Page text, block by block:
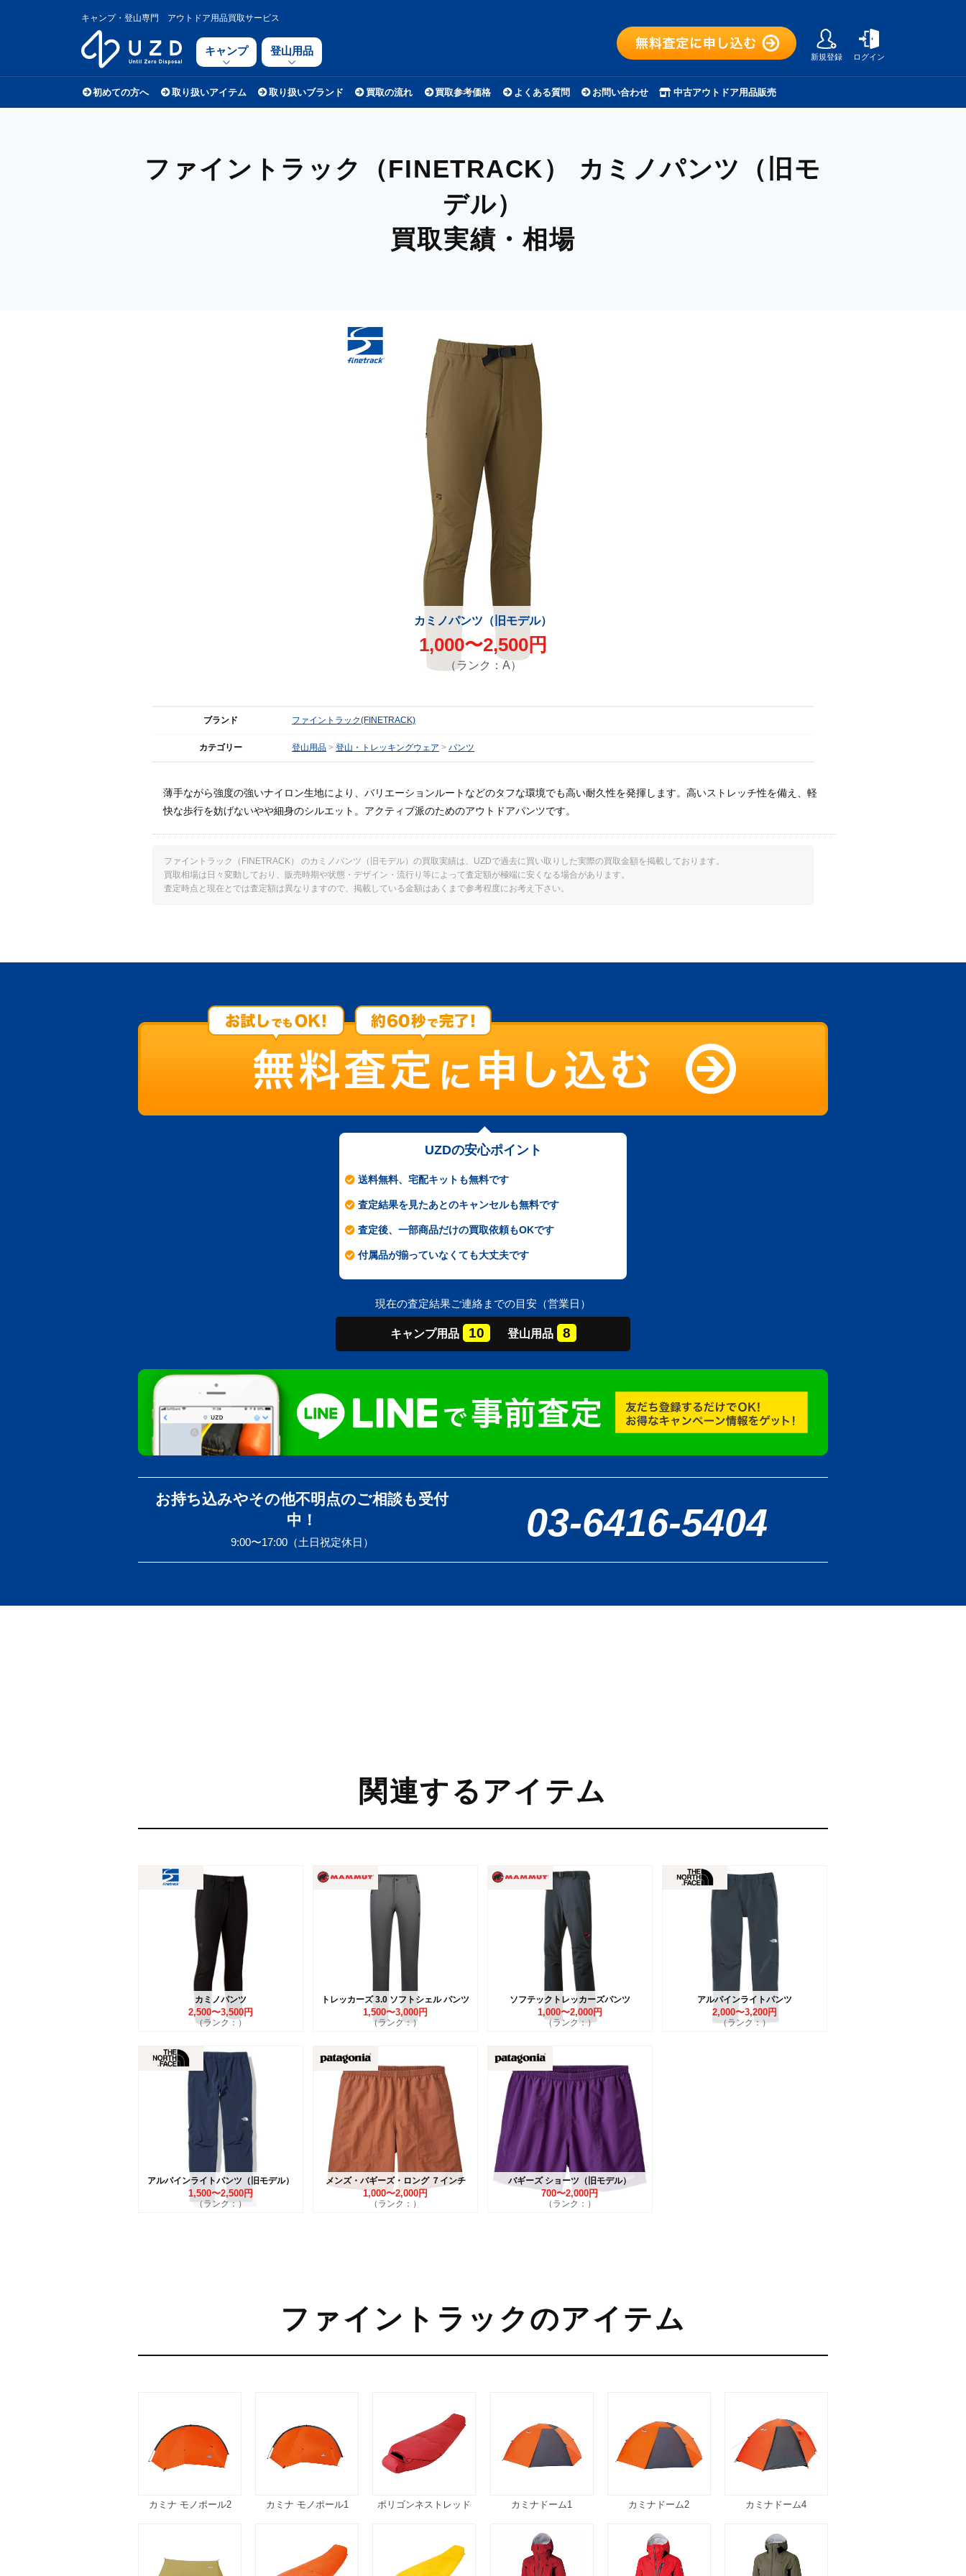
キャンプ・登山専門 アウトドア用品買取サービス
キャンプ 登山用品 新規登録 ログイン
初めての方へ 取り扱いアイテム 取り扱いブランド 買取の流れ 買取参考価格 よくある質問 お問い合わせ 中古アウトドア用品販売
ファイントラック（FINETRACK）
カミノパンツ（旧モ
デル）
買取実績・相場
カミノパンツ（旧モデル）
1,000〜2,500円
（ランク：A）
ブランド ファイントラック(FINETRACK)
カテゴリー 登山用品 登山・トレッキングウェア パンツ
薄手ながら強度の強いナイロン生地により、バリエーションルートなどのタフな環境でも高い耐久性を発揮します。高いストレッチ性を備え、軽
快な歩行を妨げないやや細身のシルエット。アクティブ派のためのアウトドアパンツです。
ファイントラック（FINETRACK） のカミノパンツ（旧モデル）の買取実績は、UZDで過去に買い取りした実際の買取金額を掲載しております。
買取相場は日々変動しており、販売時期や状態・デザイン・流行り等によって査定額が極端に安くなる場合があります。
査定時点と現在とでは査定額は異なりますので、掲載している金額はあくまで参考程度にお考え下さい。
UZDの安心ポイント
送料無料、宅配キットも無料です
査定結果を見たあとのキャンセルも無料です
査定後、一部商品だけの買取依頼もOKです
付属品が揃っていなくても大丈夫です
現在の査定結果ご連絡までの目安（営業日）
キャンプ用品 10 登山用品 8
お持ち込みやその他不明点のご相談も受付
中！
9:00〜17:00（土日祝定休日） 03-6416-5404
関連するアイテム
カミノパンツ
2,500〜3,500円
（ランク：）
トレッカーズ 3.0 ソフトシェル パンツ
1,500〜3,000円
（ランク：）
ソフテックトレッカーズパンツ
1,000〜2,000円
（ランク：）
アルパインライトパンツ
2,000〜3,200円
（ランク：）
アルパインライトパンツ（旧モデル）
1,500〜2,500円
（ランク：）
メンズ・バギーズ・ロング ７インチ
1,000〜2,000円
（ランク：）
バギーズ ショーツ（旧モデル）
700〜2,000円
（ランク：）
ファイントラックのアイテム
カミナ モノポール2 カミナ モノポール1 ポリゴンネストレッド カミナドーム1 カミナドーム2 カミナドーム4